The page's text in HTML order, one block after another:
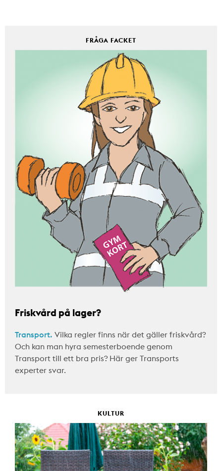
FRÅGA FACKET
Friskvård på lager?
Transport. Vilka regler finns när det gäller friskvård?
Och kan man hyra semesterboende genom
Transport till ett bra pris? Här ger Transports
experter svar.
KULTUR